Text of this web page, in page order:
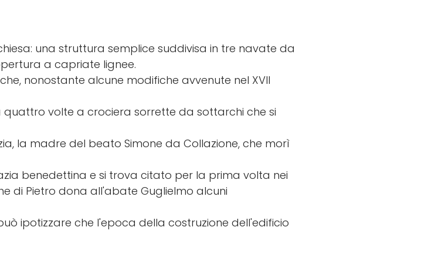
una struttura semplice suddivisa in tre navate da
a capriate lignee.
nonostante alcune modifiche avvenute nel XVII
volte a crociera sorrette da sottarchi che si
la madre del beato Simone da Collazione, che morì
benedettina e si trova citato per la prima volta nei
di Pietro dona all'abate Guglielmo alcuni
ipotizzare che l'epoca della costruzione dell'edificio